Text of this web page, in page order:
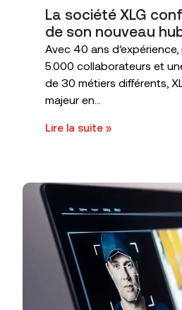
La société XLG
de son nouveau
Avec 40 ans
5.000 collaborateurs et
de 30 métiers différents,
majeur en...
Lire la suite »